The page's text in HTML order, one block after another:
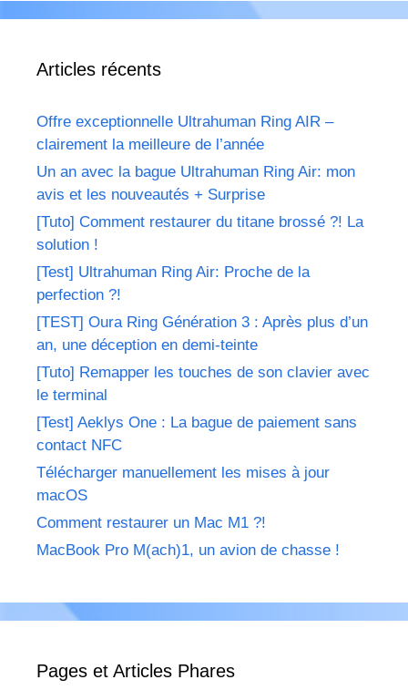
Articles récents
Offre exceptionnelle Ultrahuman Ring AIR –
clairement la meilleure de l’année
Un an avec la bague Ultrahuman Ring Air: mon
avis et les nouveautés + Surprise
[Tuto] Comment restaurer du titane brossé ?! La
solution !
[Test] Ultrahuman Ring Air: Proche de la
perfection ?!
[TEST] Oura Ring Génération 3 : Après plus d’un
an, une déception en demi-teinte
[Tuto] Remapper les touches de son clavier avec
le terminal
[Test] Aeklys One : La bague de paiement sans
contact NFC
Télécharger manuellement les mises à jour
macOS
Comment restaurer un Mac M1 ?!
MacBook Pro M(ach)1, un avion de chasse !
Pages et Articles Phares